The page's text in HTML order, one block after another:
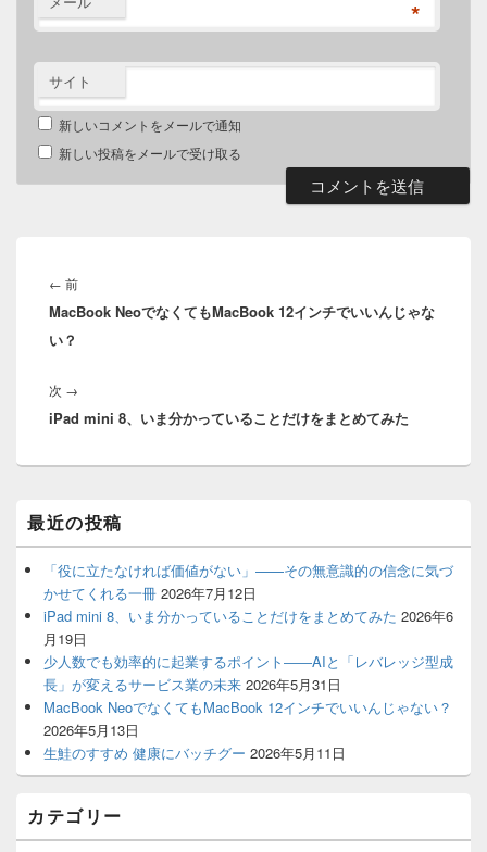
*
サイト
新しいコメントをメールで通知
新しい投稿をメールで受け取る
稿
ナ
ビ
ゲ
シ
ョ
← 前前
の
MacBook NeoでなくてもMacBook 12インチでいいんじゃな
い？
次 →
の
iPad mini 8、いま分かっていることだけをまとめてみた
イ
ン
サ
ウ
ジ
エ
ア
最近の投稿
「役に立たなければ価値がない」——その無意識的の信念に気づ
かせてくれる一冊 2026年7月12日
iPad mini 8、いま分かっていることだけをまとめてみた 2026年6
月19日
少人数でも効率的に起業するポイント――AIと「レバレッジ型成
長」が変えるサービス業の未来 2026年5月31日
MacBook NeoでなくてもMacBook 12インチでいいんじゃない？
2026年5月13日
生鮭のすすめ 健康にバッチグー 2026年5月11日
カテゴリー